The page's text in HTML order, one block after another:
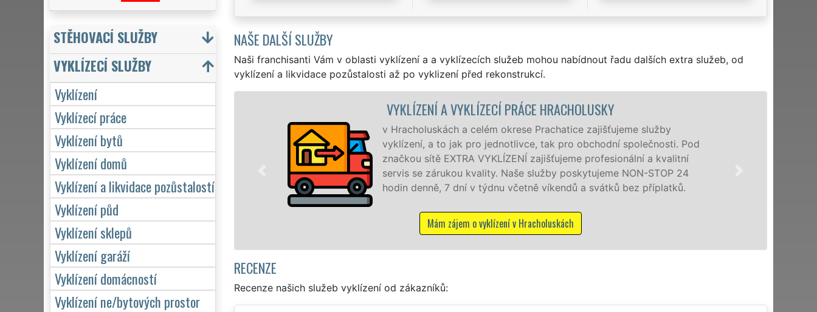
NAŠE DALŠÍ SLUŽBY
Naši franchisanti Vám v oblasti vyklízení a a vyklízecích služeb mohou nabídnout řadu dalších extra služeb, od
vyklízení a likvidace pozůstalosti až po vyklizení před rekonstrukcí.
VYKLÍZENÍ A VYKLÍZECÍ PRÁCE HRACHOLUSKY
v Hracholuskách a celém okrese Prachatice zajišťujeme služby
vyklízení, a to jak pro jednotlivce, tak pro obchodní společnosti. Pod
značkou sítě EXTRA VYKLÍZENÍ zajišťujeme profesionální a kvalitní
servis se zárukou kvality. Naše služby poskytujeme NON-STOP 24
hodin denně, 7 dní v týdnu včetně víkendů a svátků bez příplatků.
Mám zájem o vyklízení v Hracholuskách
RECENZE
Recenze našich služeb vyklízení od zákazníků:
STĚHOVACÍ SLUŽBY
VYKLÍZECÍ SLUŽBY
Vyklízení
Vyklízecí práce
Vyklízení bytů
Vyklízení domů
Vyklízení a likvidace pozůstalostí
Vyklízení půd
Vyklízení sklepů
Vyklízení garáží
Vyklízení domácností
Vyklízení ne/bytových prostor